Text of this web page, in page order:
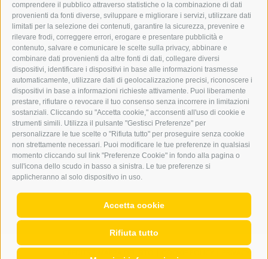
comprendere il pubblico attraverso statistiche o la combinazione di dati
provenienti da fonti diverse, sviluppare e migliorare i servizi, utilizzare dati
limitati per la selezione dei contenuti, garantire la sicurezza, prevenire e
rilevare frodi, correggere errori, erogare e presentare pubblicità e
contenuto, salvare e comunicare le scelte sulla privacy, abbinare e
combinare dati provenienti da altre fonti di dati, collegare diversi
dispositivi, identificare i dispositivi in base alle informazioni trasmesse
automaticamente, utilizzare dati di geolocalizzazione precisi, riconoscere i
dispositivi in base a informazioni richieste attivamente. Puoi liberamente
prestare, rifiutare o revocare il tuo consenso senza incorrere in limitazioni
sostanziali. Cliccando su "Accetta cookie," acconsenti all'uso di cookie e
strumenti simili. Utilizza il pulsante "Gestisci Preferenze" per
personalizzare le tue scelte o "Rifiuta tutto" per proseguire senza cookie
non strettamente necessari. Puoi modificare le tue preferenze in qualsiasi
momento cliccando sul link "Preferenze Cookie" in fondo alla pagina o
sull'icona dello scudo in basso a sinistra. Le tue preferenze si
applicheranno al solo dispositivo in uso.
Accetta cookie
Rifiuta tutto
PUBBLICITÀ NELL’ERKER
PUBBLICITÀ ONLINE
ADDEBITO DIRETTO SEPA
REGOLAMENTO COMMENTI
ONLINE VOTING
SERVICE
EVENTI
ANNUNCI
LINK UTILI
METEO
WEBCAM
VIDEO
NECROLOGI
|